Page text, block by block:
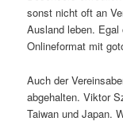
sonst nicht oft an
Ausland leben.
Onlineformat mit
Auch der
abgehalten. Viktor
Taiwan und Japan.